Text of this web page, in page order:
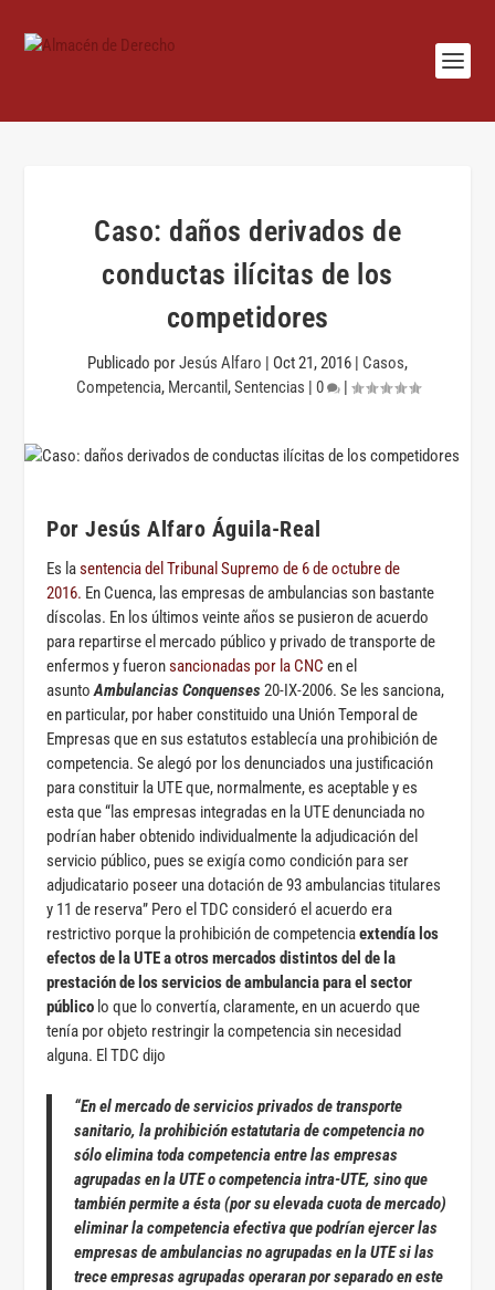
Caso: daños derivados de
conductas ilícitas de los
competidores
Publicado porJesús Alfaro | Oct 21, 2016 | Casos,
Competencia, Mercantil ,Sentencias | 0 |
Por Jesús Alfaro Águila-Real
Es lasentencia del Tribunal Supremo de 6 de octubre de
2016. En Cuenca, las empresas de ambulancias son bastante
díscolas. En los últimos veinte años se pusieron de acuerdo
para repartirse el mercado público y privado de transporte de
enfermos y fueronsancionadas por la CNC en el
asuntoAmbulancias Conquenses20-IX-2006. Se les sanciona,
en particular, por haber constituido una Unión Temporal de
Empresas que en sus estatutos establecía una prohibición de
competencia. Se alegó por los denunciados una justificación
para constituir la UTE que, normalmente, es aceptable y es
esta que “las empresas integradas en la UTE denunciada no
podrían haber obtenido individualmente la adjudicación del
servicio público, pues se exigía como condición para ser
adjudicatario poseer una dotación de 93 ambulancias titulares
y 11 de reserva” Pero el TDC consideró el acuerdo era
restrictivo porque la prohibición de competenciaextendía los
efectos de la UTE a otros mercados distintos del de la
prestación de los servicios de ambulancia para el sector
público lo que lo convertía, claramente, en un acuerdo que
tenía por objeto restringir la competencia sin necesidad
alguna. El TDC dijo
“En el mercado de servicios privados de transporte
sanitario, la prohibición estatutaria de competencia no
sólo elimina toda competencia entre las empresas
agrupadas en la UTE o competencia intra-UTE, sino que
también permite a ésta (por su elevada cuota de mercado)
eliminar la competencia efectiva que podrían ejercer las
empresas de ambulancias no agrupadas en la UTEsi las
trece empresas agrupadas operaran por separado en este